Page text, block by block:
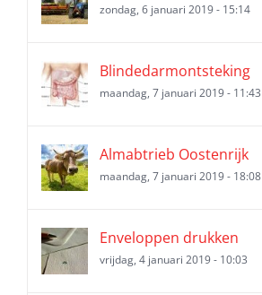
zondag, 6 januari 2019 - 15:14
Blindedarmontsteking
maandag, 7 januari 2019 - 11:43
Almabtrieb Oostenrijk
maandag, 7 januari 2019 - 18:08
Enveloppen drukken
vrijdag, 4 januari 2019 - 10:03